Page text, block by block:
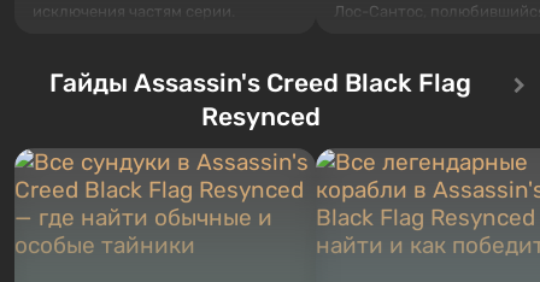
исключения частям серии.
Оно же, по задумке специалистов
Vault-Tec, должно открыться
первым после того, как на
Место действия Fallout...
Лос-Сантос,
сразу трех персонажей:
Тревора и Франклина,
Жанр и...
Гайды Assassin's Creed Black Flag
Resynced